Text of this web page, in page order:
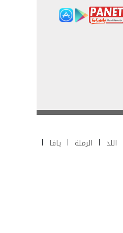
اللد الرملة يافا